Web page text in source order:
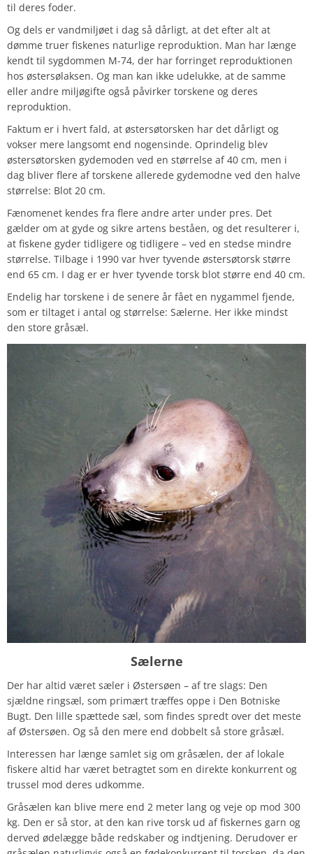
til deres foder.
Og dels er vandmiljøet i dag så dårligt, at det efter alt at
dømme truer fiskenes naturlige reproduktion. Man har længe
kendt til sygdommen M-74, der har forringet reproduktionen
hos østersølaksen. Og man kan ikke udelukke, at de samme
eller andre miljøgifte også påvirker torskene og deres
reproduktion.
Faktum er i hvert fald, at østersøtorsken har det dårligt og
vokser mere langsomt end nogensinde. Oprindelig blev
østersøtorsken gydemoden ved en størrelse af 40 cm, men i
dag bliver flere af torskene allerede gydemodne ved den halve
størrelse: Blot 20 cm.
Fænomenet kendes fra flere andre arter under pres. Det
gælder om at gyde og sikre artens beståen, og det resulterer i,
at fiskene gyder tidligere og tidligere – ved en stedse mindre
størrelse. Tilbage i 1990 var hver tyvende østersøtorsk større
end 65 cm. I dag er er hver tyvende torsk blot større end 40 cm.
Endelig har torskene i de senere år fået en nygammel fjende,
som er tiltaget i antal og størrelse: Sælerne. Her ikke mindst
den store gråsæl.
Sælerne
Der har altid været sæler i Østersøen – af tre slags: Den
sjældne ringsæl, som primært træffes oppe i Den Botniske
Bugt. Den lille spættede sæl, som findes spredt over det meste
af Østersøen. Og så den mere end dobbelt så store gråsæl.
Interessen har længe samlet sig om gråsælen, der af lokale
fiskere altid har været betragtet som en direkte konkurrent og
trussel mod deres udkomme.
Gråsælen kan blive mere end 2 meter lang og veje op mod 300
kg. Den er så stor, at den kan rive torsk ud af fiskernes garn og
derved ødelægge både redskaber og indtjening. Derudover er